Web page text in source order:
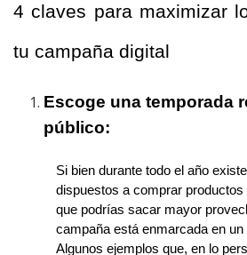
4 claves para maximizar
tu campaña digital
Escoge una temporada
público:
Si bien durante todo el año
dispuestos a comprar
que podrías sacar mayor
campaña está enmarcada en
Algunos ejemplos que, en lo